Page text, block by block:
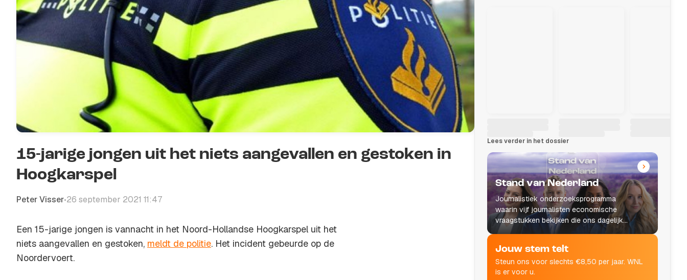
15-jarige jongen uit het niets aangevallen en gestoken in
Hoogkarspel
Peter Visser•26 september 2021 11:47
Een 15-jarige jongen is vannacht in het Noord-Hollandse Hoogkarspel uit het
niets aangevallen en gestoken, meldt de politie. Het incident gebeurde op de
Noordervoert.
Lees verder in het dossier
Stand van Nederland
Journalistiek onderzoeksprogramma
waarin vijf journalisten economische
vraagstukken bekijken die ons dagelijks
leven raken.
Jouw stem telt
Steun ons voor slechts €8,50 per jaar. WNL
is er voor u.